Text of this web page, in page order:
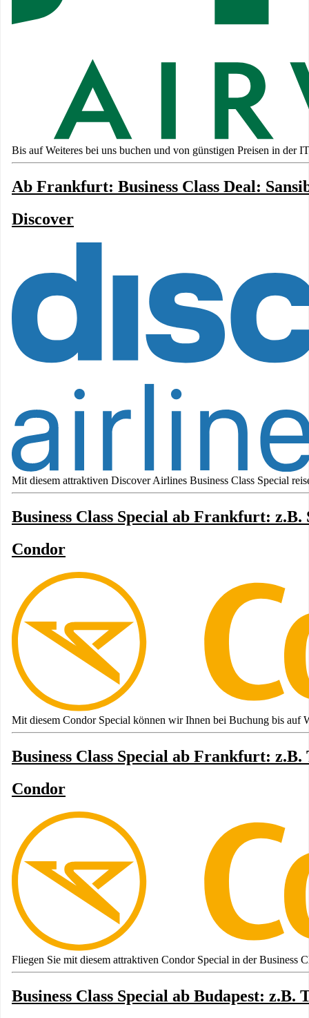
Bis auf Weiteres bei uns buchen und von günstigen Preisen in
Ab Frankfurt: Business Class Deal:
Discover
Mit diesem attraktiven Discover Airlines Business Class Special
Business Class Special ab Frankfurt: z.B.
Condor
Mit diesem Condor Special können wir Ihnen bei Buchung bis auf
Business Class Special ab Frankfurt: z.B.
Condor
Fliegen Sie mit diesem attraktiven Condor Special in der Business
Business Class Special ab Budapest: z.B.